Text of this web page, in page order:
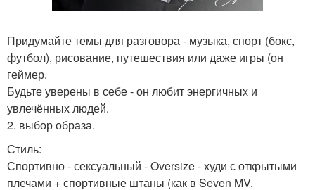
Придумайте темы для разговора - музыка, спорт (бокс,
футбол), рисование, путешествия или даже игры (он
геймер.
Будьте уверены в себе - он любит энергичных и
увлечённых людей.
2. выбор образа.
Стиль:
Спортивно - сексуальный - Oversize - худи с открытыми
плечами + спортивные штаны (как в Seven MV.